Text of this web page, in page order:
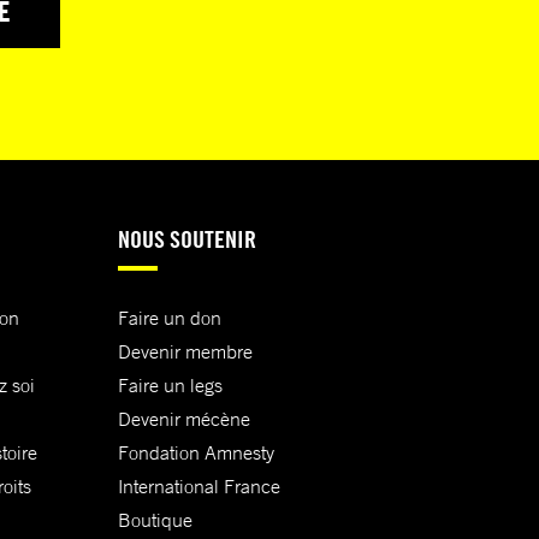
soi
NOUS SOUTENIR
Faire un don
Devenir membre
Faire un legs
Devenir mécène
Fondation Amnesty
International France
Boutique